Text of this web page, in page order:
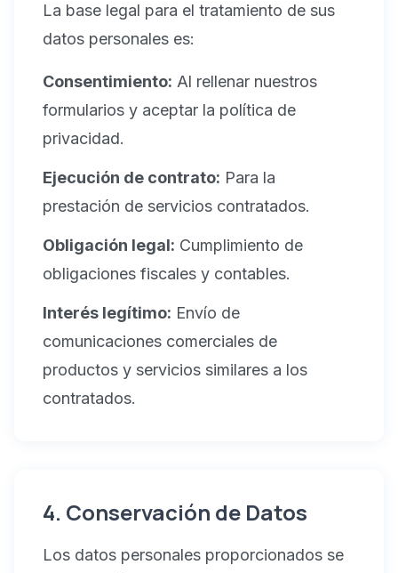
La base legal para el tratamiento de sus
datos personales es:
Consentimiento: Al rellenar nuestros
formularios y aceptar la política de
privacidad.
Ejecución de contrato: Para la
prestación de servicios contratados.
Obligación legal: Cumplimiento de
obligaciones fiscales y contables.
Interés legítimo: Envío de
comunicaciones comerciales de
productos y servicios similares a los
contratados.
4. Conservación de Datos
Los datos personales proporcionados se